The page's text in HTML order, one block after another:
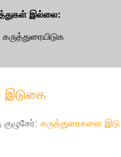
இல்லை:
கருத்துரையிடுக
இடுகை
கருத்துரைகளை இடு